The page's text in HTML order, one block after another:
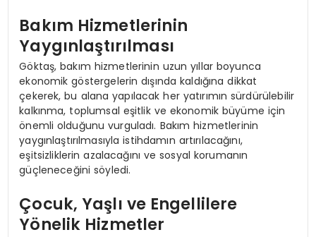
Bakım Hizmetlerinin
Yaygınlaştırılması
Göktaş, bakım hizmetlerinin uzun yıllar boyunca
ekonomik göstergelerin dışında kaldığına dikkat
çekerek, bu alana yapılacak her yatırımın sürdürülebilir
kalkınma, toplumsal eşitlik ve ekonomik büyüme için
önemli olduğunu vurguladı. Bakım hizmetlerinin
yaygınlaştırılmasıyla istihdamın artırılacağını,
eşitsizliklerin azalacağını ve sosyal korumanın
güçleneceğini söyledi.
Çocuk, Yaşlı ve Engellilere
Yönelik Hizmetler